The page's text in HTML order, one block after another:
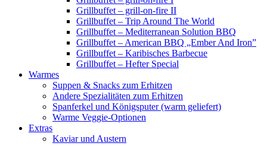
Grillbuffet – grill-on-fire II
Grillbuffet – Trip Around The World
Grillbuffet – Mediterranean Solution BBQ
Grillbuffet – American BBQ „Ember And Iron”
Grillbuffet – Karibisches Barbecue
Grillbuffet – Hefter Special
Warmes
Suppen & Snacks zum Erhitzen
Andere Spezialitäten zum Erhitzen
Spanferkel und Königsputer (warm geliefert)
Warme Veggie-Optionen
Extras
Kaviar und Austern